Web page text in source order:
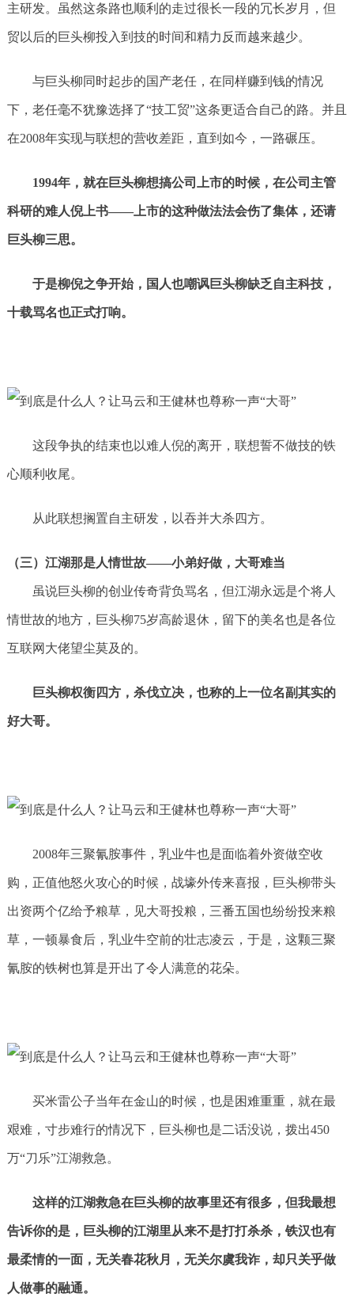
主研发。虽然这条路也顺利的走过很长一段的冗长岁月，但
贸以后的巨头柳投入到技的时间和精力反而越来越少。
与巨头柳同时起步的国产老任，在同样赚到钱的情况
下，老任毫不犹豫选择了“技工贸”这条更适合自己的路。并且
在2008年实现与联想的营收差距，直到如今，一路碾压。
1994年，就在巨头柳想搞公司上市的时候，在公司主管
科研的难人倪上书——上市的这种做法法会伤了集体，还请
巨头柳三思。
于是柳倪之争开始，国人也嘲讽巨头柳缺乏自主科技，
十载骂名也正式打响。
这段争执的结束也以难人倪的离开，联想誓不做技的铁
心顺利收尾。
从此联想搁置自主研发，以吞并大杀四方。
（三）江湖那是人情世故——小弟好做，大哥难当
虽说巨头柳的创业传奇背负骂名，但江湖永远是个将人
情世故的地方，巨头柳75岁高龄退休，留下的美名也是各位
互联网大佬望尘莫及的。
巨头柳权衡四方，杀伐立决，也称的上一位名副其实的
好大哥。
2008年三聚氰胺事件，乳业牛也是面临着外资做空收
购，正值他怒火攻心的时候，战壕外传来喜报，巨头柳带头
出资两个亿给予粮草，见大哥投粮，三番五国也纷纷投来粮
草，一顿暴食后，乳业牛空前的壮志凌云，于是，这颗三聚
氰胺的铁树也算是开出了令人满意的花朵。
买米雷公子当年在金山的时候，也是困难重重，就在最
艰难，寸步难行的情况下，巨头柳也是二话没说，拨出450
万“刀乐”江湖救急。
这样的江湖救急在巨头柳的故事里还有很多，但我最想
告诉你的是，巨头柳的江湖里从来不是打打杀杀，铁汉也有
最柔情的一面，无关春花秋月，无关尔虞我诈，却只关乎做
人做事的融通。